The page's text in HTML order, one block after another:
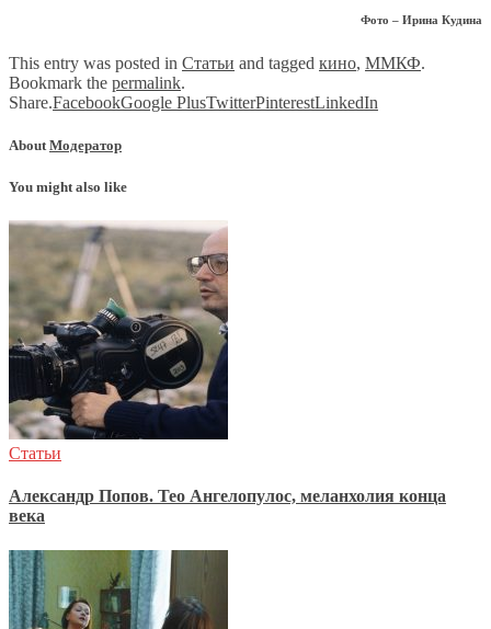
Фото – Ирина Кудина
This entry was posted in Статьи and tagged кино, ММКФ.
Bookmark the permalink.
Share.FacebookGoogle PlusTwitterPinterestLinkedIn
About Модератор
You might also like
Статьи
Александр Попов. Тео Ангелопулос, меланхолия конца
века